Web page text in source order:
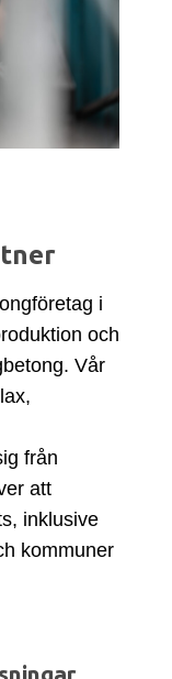
i
och
Vår
från
att
inklusive
kommuner